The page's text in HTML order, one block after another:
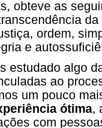
obteve as
ordem,
e
estudado algo
ao
um pouco
ótima,
com